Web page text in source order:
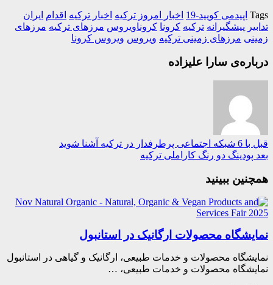
اپیدمی کویید-19 اخبار امروز ترکیه اخبار ترکیه اقدام
ایران
پیشگیرانه ترکیه کرونا کروناویروس مرزهای ترکیه مرزهای
مرزهای زمینی ترکیه ویروس ویروس کرونا
سارا علیزاده
با 6 شبکه اجتماعی پرطرفدار در ترکیه آشنا شوید
دو رنگ‌ کاراملی ترکیه
ببینید
محصولات ارگانیک در استانبول
محصولات و خدمات طبیعی، ارگانیک و گیاهی در استانبول
محصولات و خدمات طبیعی، …